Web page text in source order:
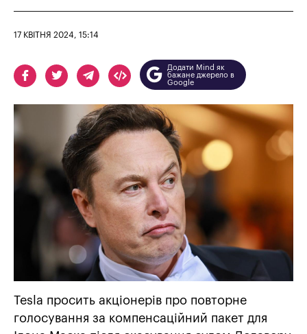
17 КВІТНЯ 2024, 15:14
Додати Mind як
бажане джерело в
Google
Tesla просить акціонерів про повторне
голосування за компенсаційний пакет для